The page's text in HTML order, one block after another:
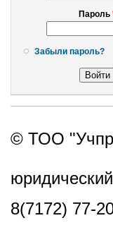
Пароль
Забыли пароль?
© ТОО
8(7172) 77-